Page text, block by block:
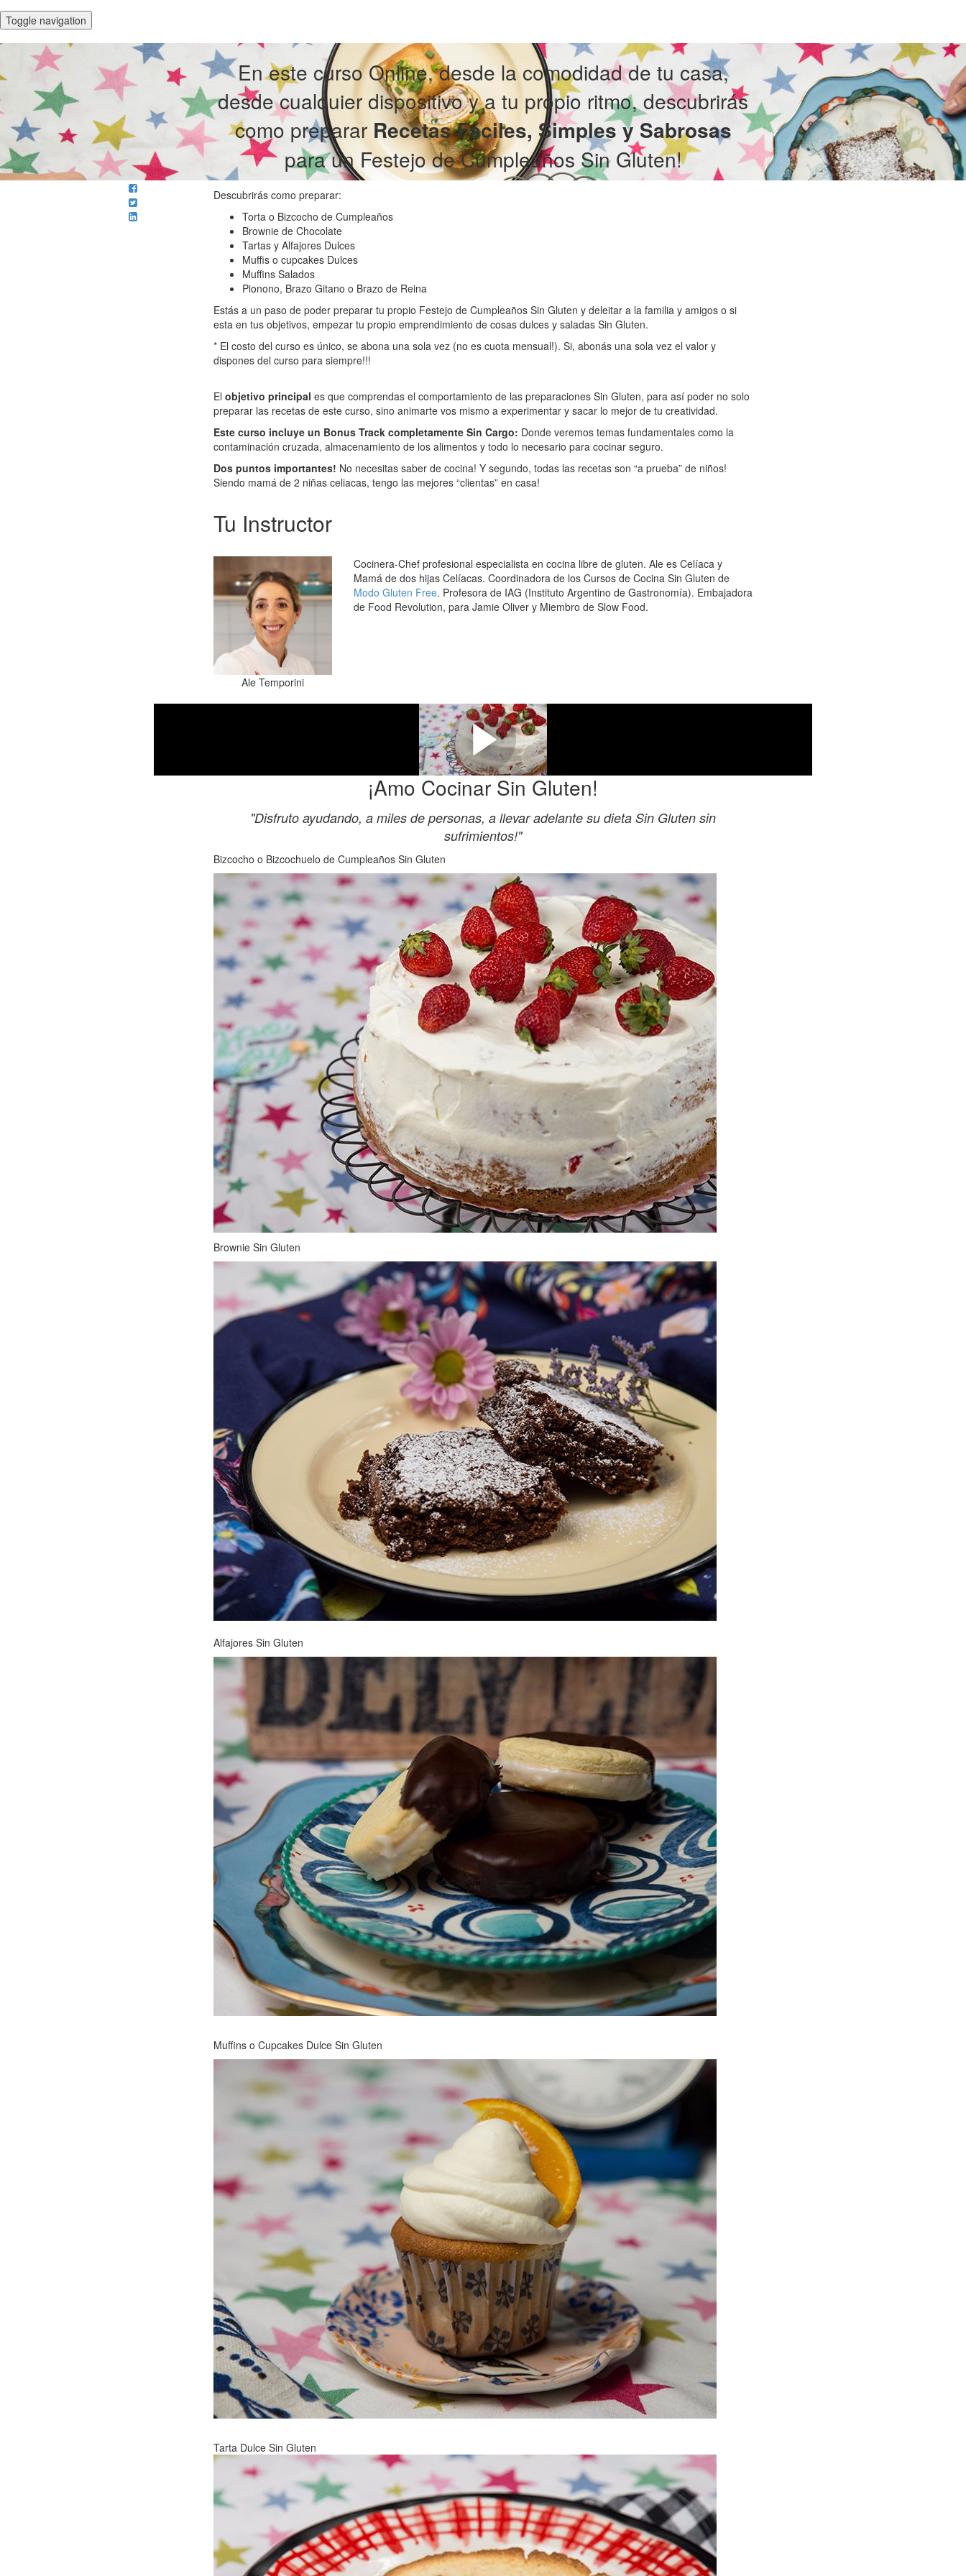
Toggle navigation
En este curso Online, desde la comodidad de tu casa,
desde cualquier dispositivo y a tu propio ritmo, descubrirás
como preparar Recetas Fáciles, Simples y Sabrosas
para un Festejo de Cumpleaños Sin Gluten!
Descubrirás como preparar:
Torta o Bizcocho de Cumpleaños
Brownie de Chocolate
Tartas y Alfajores Dulces
Muffis o cupcakes Dulces
Muffins Salados
Pionono, Brazo Gitano o Brazo de Reina
Estás a un paso de poder preparar tu propio Festejo de Cumpleaños Sin Gluten y deleitar a la familia y amigos o si
esta en tus objetivos, empezar tu propio emprendimiento de cosas dulces y saladas Sin Gluten.
* El costo del curso es único, se abona una sola vez (no es cuota mensual!). Si, abonás una sola vez el valor y
dispones del curso para siempre!!!
El objetivo principal es que comprendas el comportamiento de las preparaciones Sin Gluten, para así poder no solo
preparar las recetas de este curso, sino animarte vos mismo a experimentar y sacar lo mejor de tu creatividad.
Este curso incluye un Bonus Track completamente Sin Cargo: Donde veremos temas fundamentales como la
contaminación cruzada, almacenamiento de los alimentos y todo lo necesario para cocinar seguro.
Dos puntos importantes! No necesitas saber de cocina! Y segundo, todas las recetas son “a prueba” de niños!
Siendo mamá de 2 niñas celiacas, tengo las mejores “clientas” en casa!
Tu Instructor
Ale Temporini
Cocinera-Chef profesional especialista en cocina libre de gluten. Ale es Celíaca y
Mamá de dos hijas Celíacas. Coordinadora de los Cursos de Cocina Sin Gluten de
Modo Gluten Free. Profesora de IAG (Instituto Argentino de Gastronomía). Embajadora
de Food Revolution, para Jamie Oliver y Miembro de Slow Food.
Mira todo lo que vas a descubrir en este Curso Online de Festejo
de Cumpleaños Sin Gluten.
¡Amo Cocinar Sin Gluten!
"Disfruto ayudando, a miles de personas, a llevar adelante su dieta Sin Gluten sin
sufrimientos!"
Bizcocho o Bizcochuelo de Cumpleaños Sin Gluten
Brownie Sin Gluten
Alfajores Sin Gluten
Muffins o Cupcakes Dulce Sin Gluten
Tarta Dulce Sin Gluten